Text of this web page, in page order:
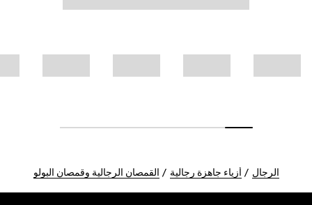
الرجال أزياء جاهزة رجالية القمصان الرجالية وقمصان البولو